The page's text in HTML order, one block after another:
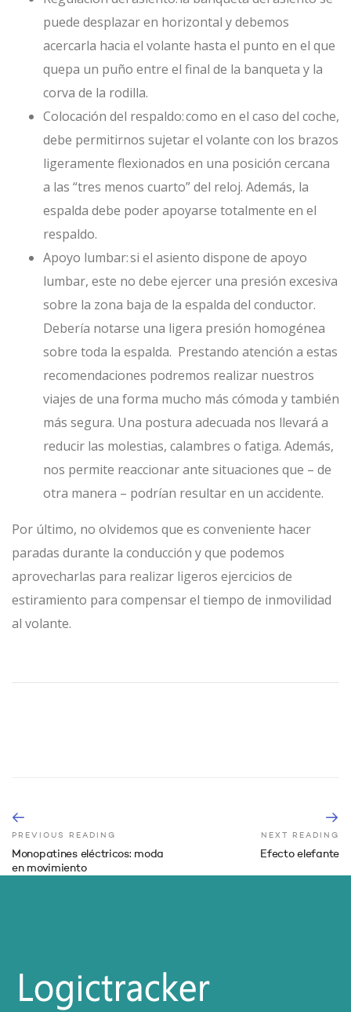
puede desplazar en horizontal y debemos
acercarla hacia el volante hasta el punto en el que
quepa un puño entre el final de la banqueta y la
corva de la rodilla.
Colocación del respaldo:como en el caso del coche,
debe permitirnos sujetar el volante con los brazos
ligeramente flexionados en una posición cercana
a las “tres menos cuarto” del reloj. Además, la
espalda debe poder apoyarse totalmente en el
respaldo.
Apoyo lumbar:si el asiento dispone de apoyo
lumbar, este no debe ejercer una presión excesiva
sobre la zona baja de la espalda del conductor.
Debería notarse una ligera presión homogénea
sobre toda la espalda. Prestando atención a estas
recomendaciones podremos realizar nuestros
viajes de una forma mucho más cómoda y también
más segura. Una postura adecuada nos llevará a
reducir las molestias, calambres o fatiga. Además,
nos permite reaccionar ante situaciones que – de
otra manera – podrían resultar en un accidente.
Por último, no olvidemos que es conveniente hacer
paradas durante la conducción y que podemos
aprovecharlas para realizar ligeros ejercicios de
estiramiento para compensar el tiempo de inmovilidad
al volante.
PREVIOUS READING
Monopatines eléctricos: moda
en movimiento
NEXT READING
Efecto elefante